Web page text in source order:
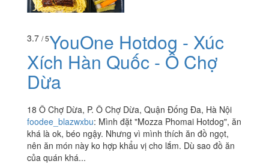
3.7 / 5YouOne Hotdog - Xúc
Xích Hàn Quốc - Ô Chợ
Dừa
18 Ô Chợ Dừa, P. Ô Chợ Dừa, Quận Đống Đa, Hà Nội
foodee_blazwxbu: Mình đặt "Mozza Phomai Hotdog", ăn
khá là ok, béo ngậy. Nhưng vì mình thích ăn đồ ngọt,
nên ăn món này ko hợp khẩu vị cho lắm. Dù sao đồ ăn
của quán khá...